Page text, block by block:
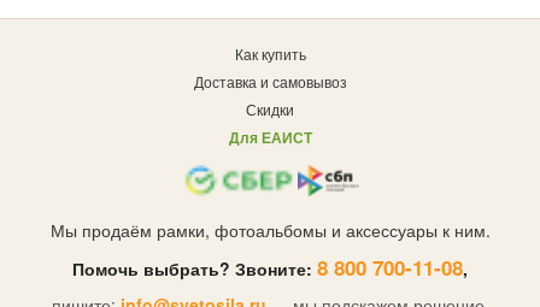
Как купить
Доставка и самовывоз
Скидки
Для ЕАИСТ
Мы продаём рамки, фотоальбомы и аксессуары к ним.
Помочь выбрать? Звоните: 8 800 700-11-08,